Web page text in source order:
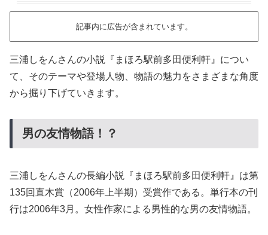
記事内に広告が含まれています。
三浦しをんさんの小説『まほろ駅前多田便利軒』につい
て、そのテーマや登場人物、物語の魅力をさまざまな角度
から掘り下げていきます。
男の友情物語！？
三浦しをんさんの長編小説『まほろ駅前多田便利軒』は第
135回直木賞（2006年上半期）受賞作である。単行本の刊
行は2006年3月。女性作家による男性的な男の友情物語。